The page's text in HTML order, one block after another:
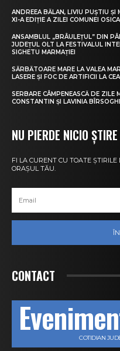
ANDREEA BĂLAN, LIVIU PUȘTIU ȘI
XI-A EDIȚIE A ZILEI COMUNEI
ANSAMBLUL „BRÂULEȚUL” DIN
JUDEȚUL OLT LA FESTIVALUL
SIGHETU MARMAȚIEI
SĂRBĂTOARE MARE LA VALEA
LASERE ȘI FOC DE ARTIFICII LA
SERBARE CÂMPENEASCĂ DE ZILE
CONSTANTIN ȘI LAVINIA
NU PIERDE NICIO ȘTIRE
FI LA CURENT CU TOATE
ORAȘUL TĂU.
CONTACT
COTIDIAN